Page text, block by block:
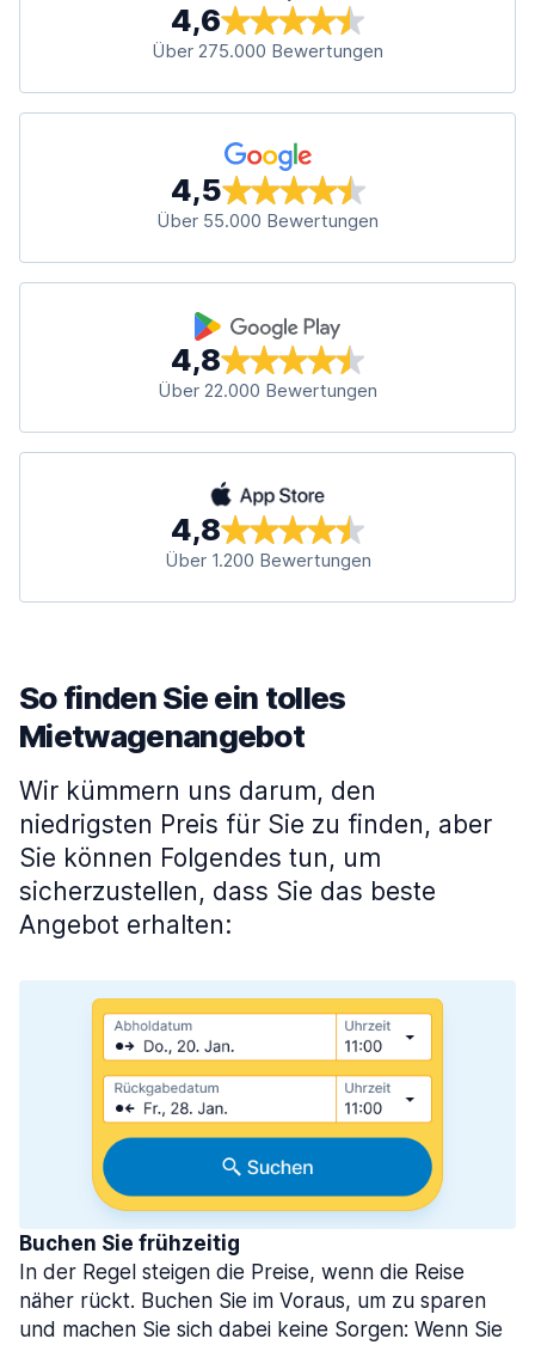
4,6
Über 275.000 Bewertungen
4,5
Über 55.000 Bewertungen
4,8
Über 22.000 Bewertungen
4,8
Über 1.200 Bewertungen
So finden Sie ein tolles
Mietwagenangebot
Wir kümmern uns darum, den
niedrigsten Preis für Sie zu finden, aber
Sie können Folgendes tun, um
sicherzustellen, dass Sie das beste
Angebot erhalten:
Buchen Sie frühzeitig
In der Regel steigen die Preise, wenn die Reise
näher rückt. Buchen Sie im Voraus, um zu sparen
und machen Sie sich dabei keine Sorgen: Wenn Sie